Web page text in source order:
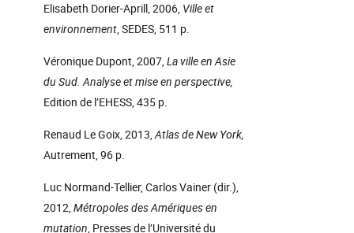
Elisabeth Dorier-Aprill, 2006, Ville et
environnement, SEDES, 511 p.
Véronique Dupont, 2007,La ville en Asie
du Sud. Analyse et mise en perspective,
Edition de l’EHESS, 435 p.
Renaud Le Goix, 2013,Atlas de New York,
Autrement, 96 p.
Luc Normand-Tellier, Carlos Vainer (dir.),
2012,Métropoles des Amériques en
mutation, Presses de l’Université du